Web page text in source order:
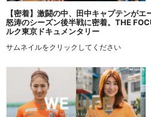
【密着】激闘の中、田中キャプテンがエ
怒涛のシーズン後半戦に密着。THE
ルク東京ドキュメンタリー
サムネイルをクリックしてください